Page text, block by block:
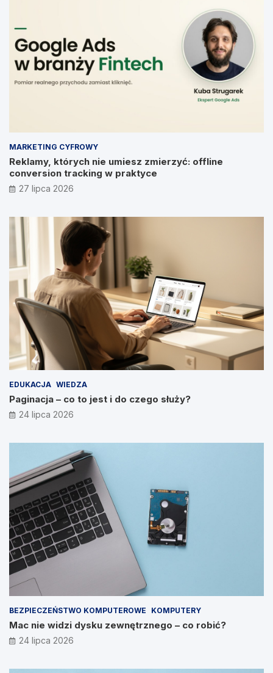
MARKETING CYFROWY
Reklamy, których nie umiesz zmierzyć: offline
conversion tracking w praktyce
27 lipca 2026
EDUKACJA WIEDZA
Paginacja – co to jest i do czego służy?
24 lipca 2026
BEZPIECZEŃSTWO KOMPUTEROWE KOMPUTERY
Mac nie widzi dysku zewnętrznego – co robić?
24 lipca 2026